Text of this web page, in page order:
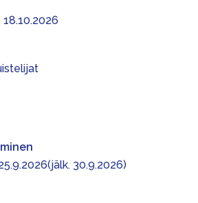
18.10.2026
30.9.2026)